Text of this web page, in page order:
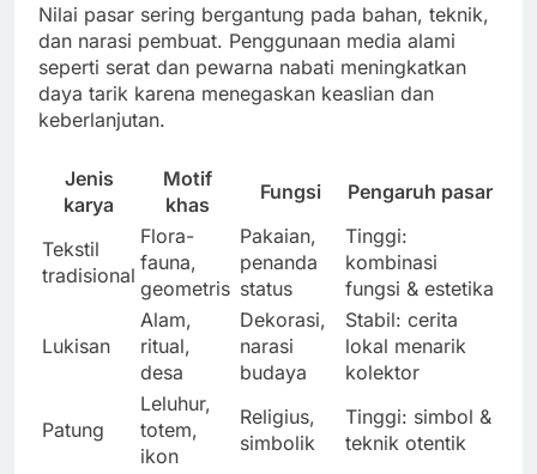
Nilai pasar sering bergantung pada bahan, teknik,
dan narasi pembuat. Penggunaan media alami
seperti serat dan pewarna nabati meningkatkan
daya tarik karena menegaskan keaslian dan
keberlanjutan.
Jenis
karya
Motif
khas
Fungsi Pengaruh pasar
Tekstil
tradisional
Flora-
fauna,
geometris
Pakaian,
penanda
status
Tinggi:
kombinasi
fungsi & estetika
Lukisan
Alam,
ritual,
desa
Dekorasi,
narasi
budaya
Stabil: cerita
lokal menarik
kolektor
Patung
Leluhur,
totem,
ikon
Religius,
simbolik
Tinggi: simbol &
teknik otentik